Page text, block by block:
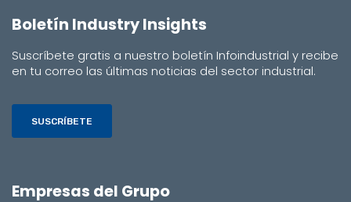
Boletín Industry Insights
Suscríbete gratis a nuestro boletín Infoindustrial y recibe
en tu correo las últimas noticias del sector industrial.
SUSCRÍBETE
Empresas del Grupo